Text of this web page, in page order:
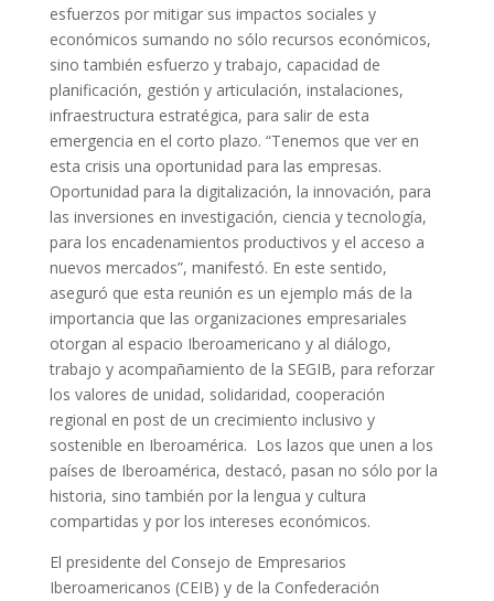
esfuerzos por mitigar sus impactos sociales y
económicos sumando no sólo recursos económicos,
sino también esfuerzo y trabajo, capacidad de
planificación, gestión y articulación, instalaciones,
infraestructura estratégica, para salir de esta
emergencia en el corto plazo. “Tenemos que ver en
esta crisis una oportunidad para las empresas.
Oportunidad para la digitalización, la innovación, para
las inversiones en investigación, ciencia y tecnología,
para los encadenamientos productivos y el acceso a
nuevos mercados”, manifestó. En este sentido,
aseguró que esta reunión es un ejemplo más de la
importancia que las organizaciones empresariales
otorgan al espacio Iberoamericano y al diálogo,
trabajo y acompañamiento de la SEGIB, para reforzar
los valores de unidad, solidaridad, cooperación
regional en post de un crecimiento inclusivo y
sostenible en Iberoamérica. Los lazos que unen a los
países de Iberoamérica, destacó, pasan no sólo por la
historia, sino también por la lengua y cultura
compartidas y por los intereses económicos.
El presidente del Consejo de Empresarios
Iberoamericanos (CEIB) y de la Confederación